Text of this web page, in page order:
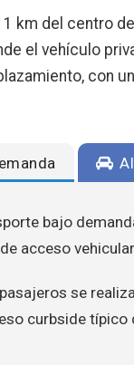
km del centro
el vehículo
con
bajo
acceso
se
curbside